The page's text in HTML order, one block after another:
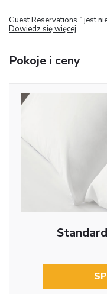
Guest Reservations TM jest
Dowiedz się więcej
Pokoje i ceny